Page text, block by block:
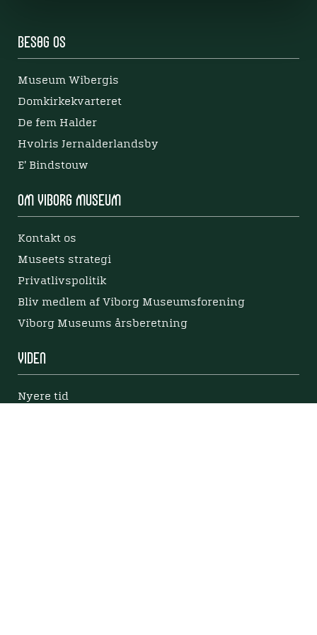
Besøg os
Museum Wibergis
Domkirkekvarteret
De fem Halder
Hvolris Jernalderlandsby
E' Bindstouw
Om Viborg Museum
Kontakt os
Museets strategi
Privatlivspolitik
Bliv medlem af Viborg Museumsforening
Viborg Museums årsberetning
Viden
Nyere tid